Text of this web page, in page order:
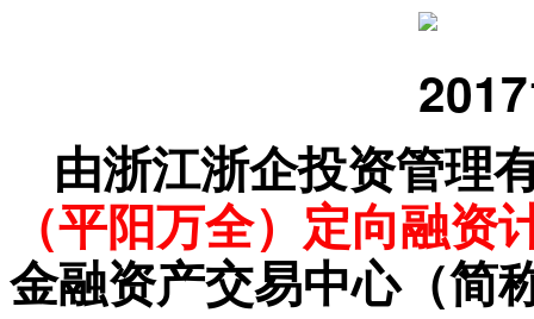
由浙江浙企投资管理
（平阳万全）定向融资
金融资产交易中心（简